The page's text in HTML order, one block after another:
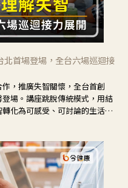
首場登場，全台六場巡迴接
，推廣失智關懷，全台首創
登場。講座跳脫傳統模式，用結
化為可感受、可討論的生活情